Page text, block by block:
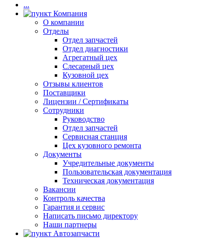
...
Компания
О компании
Отделы
Отдел запчастей
Отдел диагностики
Агрегатный цех
Слесарный цех
Кузовной цех
Отзывы клиентов
Поставщики
Лицензии / Сертификаты
Сотрудники
Руководство
Отдел запчастей
Сервисная станция
Цех кузовного ремонта
Документы
Учредительные документы
Пользовательская документация
Техническая документация
Вакансии
Контроль качества
Гарантия и сервис
Написать письмо директору
Наши партнеры
Автозапчасти